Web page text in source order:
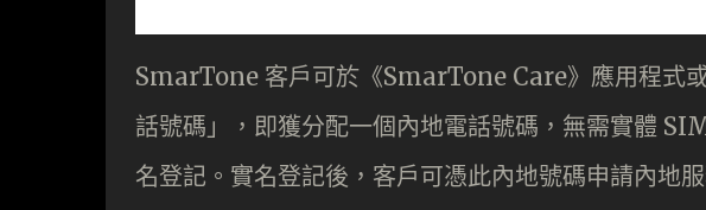
SmarTone 客戶可於《SmarTone Care》應用程式
話號碼」，即獲分配一個內地電話號碼，無需實體
名登記。實名登記後，客戶可憑此內地號碼申請內地